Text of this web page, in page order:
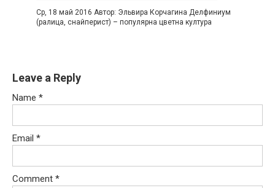
Ср, 18 май 2016 Автор: Эльвира Корчагина Делфиниум
(ралица, снайперист) – популярна цветна култура
Leave a Reply
Name *
Email *
Comment *